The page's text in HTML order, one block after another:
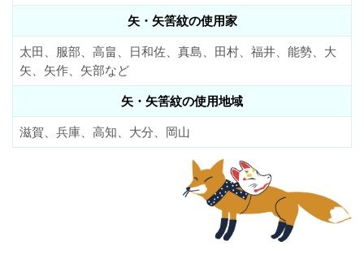
矢・矢筈紋の使用家
太田、服部、高畠、日和佐、真島、田村、福井、能勢、大
矢、矢作、矢部など
矢・矢筈紋の使用地域
滋賀、兵庫、高知、大分、岡山